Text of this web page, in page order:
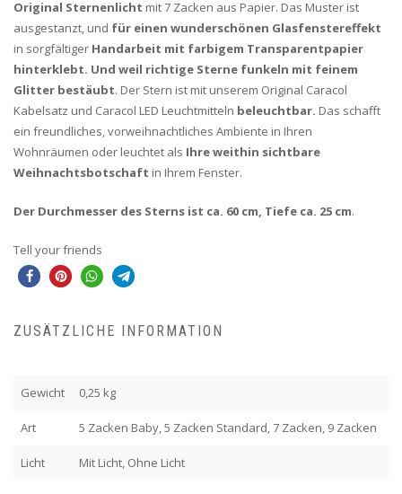
Original Sternenlicht mit 7 Zacken aus Papier. Das Muster ist
ausgestanzt, und für einen wunderschönen Glasfenstereffekt
in sorgfältiger Handarbeit mit farbigem Transparentpapier
hinterklebt. Und weil richtige Sterne funkeln mit feinem
Glitter bestäubt. Der Stern ist mit unserem Original Caracol
Kabelsatz und Caracol LED Leuchtmitteln beleuchtbar. Das schafft
ein freundliches, vorweihnachtliches Ambiente in Ihren
Wohnräumen oder leuchtet als Ihre weithin sichtbare
Weihnachtsbotschaft in Ihrem Fenster.
Der Durchmesser des Sterns ist ca. 60 cm, Tiefe ca. 25 cm.
Tell your friends
ZUSÄTZLICHE INFORMATION
Gewicht 0,25 kg
Art 5 Zacken Baby, 5 Zacken Standard, 7 Zacken, 9 Zacken
Licht Mit Licht, Ohne Licht